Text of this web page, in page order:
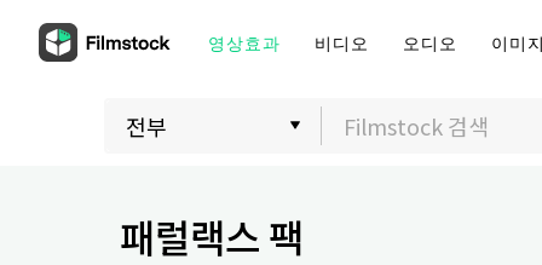
영상효과 비디오 오디오 이미
패럴랙스 팩